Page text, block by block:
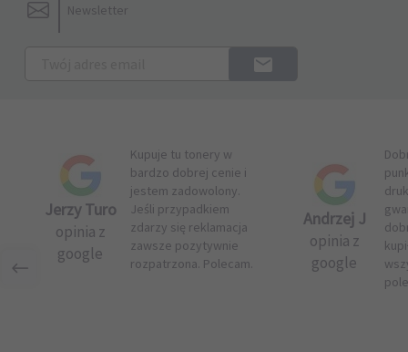
Newsletter
Jerzy Turo
opinia z
google
Kupuje tu tonery w
bardzo dobrej cenie i
jestem zadowolony.
Jeśli przypadkiem
zdarzy się reklamacja
zawsze pozytywnie
rozpatrzona. Polecam.
Andrzej J
opinia z
google